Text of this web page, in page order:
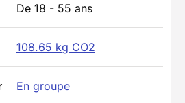
De 18 - 55 ans
108.65 kg CO2
En groupe